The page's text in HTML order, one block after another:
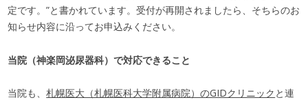
定です。”と書かれています。受付が再開されましたら、そちらのお
知らせ内容に沿ってお申込みください。
当院（神楽岡泌尿器科）で対応できること
当院も、札幌医大（札幌医科大学附属病院）のGIDクリニック と連